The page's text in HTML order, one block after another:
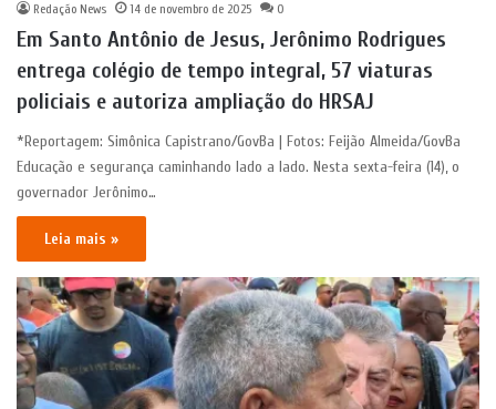
Redação News 14 de novembro de 2025 0
Em Santo Antônio de Jesus, Jerônimo Rodrigues
entrega colégio de tempo integral, 57 viaturas
policiais e autoriza ampliação do HRSAJ
*Reportagem: Simônica Capistrano/GovBa | Fotos: Feijão Almeida/GovBa
Educação e segurança caminhando lado a lado. Nesta sexta-feira (14), o
governador Jerônimo…
Leia mais »